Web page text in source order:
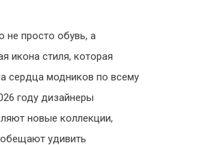
не просто обувь, а
икона стиля, которая
сердца модников по всему
году дизайнеры
новые коллекции,
удивить